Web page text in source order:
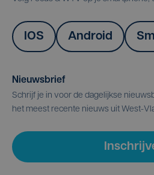
IOS Android
Nieuwsbrief
Schrijf je in voor de dagelijkse
het meest recente nieuws uit West-